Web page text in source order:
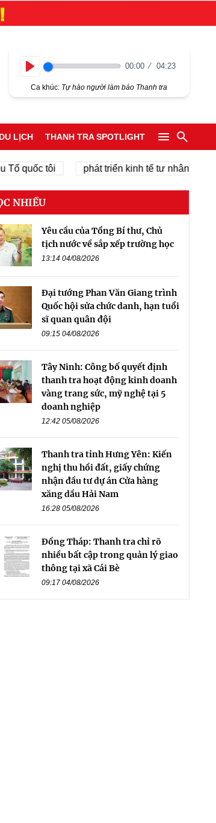
00:00 04:23
Ca khúc: Tự hào người làm báo Thanh tra
DU LỊCH THANH TRA SPOTLIGHT
tôi phát triển kinh tế tư nhân
NHIỀU
Yêu cầu của Tổng Bí thư, Chủ
tịch nước về sắp xếp trường học
13:14 04/08/2026
Đại tướng Phan Văn Giang trình
Quốc hội sửa chức danh, hạn tuổi
sĩ quan quân đội
09:15 04/08/2026
Tây Ninh: Công bố quyết định
thanh tra hoạt động kinh doanh
vàng trang sức, mỹ nghệ tại 5
doanh nghiệp
12:42 05/08/2026
Thanh tra tỉnh Hưng Yên: Kiến
nghị thu hồi đất, giấy chứng
nhận đầu tư dự án Cửa hàng
xăng dầu Hải Nam
16:28 05/08/2026
Đồng Tháp: Thanh tra chỉ rõ
nhiều bất cập trong quản lý giao
thông tại xã Cái Bè
09:17 04/08/2026